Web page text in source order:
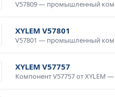
XYLEM V57801
XYLEM V57757